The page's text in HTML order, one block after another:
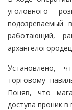
уголовного
подозреваемый
работающий,
Установлено,
торговому
Поняв, что
доступа проник